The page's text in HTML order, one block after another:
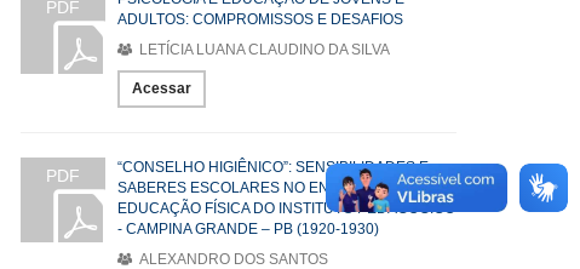
PDF
ADULTOS: COMPROMISSOS E DESAFIOS
LETÍCIA LUANA CLAUDINO DA SILVA
Acessar
PDF
“CONSELHO HIGIÊNICO”: SENSIBILIDADES E
SABERES ESCOLARES NO ENSINO DE
EDUCAÇÃO FÍSICA DO INSTITUTO PEDAGÓGICO
- CAMPINA GRANDE – PB (1920-1930)
ALEXANDRO DOS SANTOS